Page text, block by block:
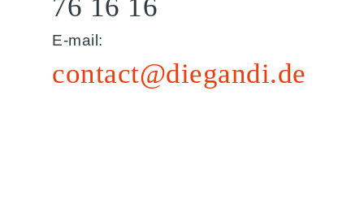
76 16 16
E-mail:
contact@diegandi.de